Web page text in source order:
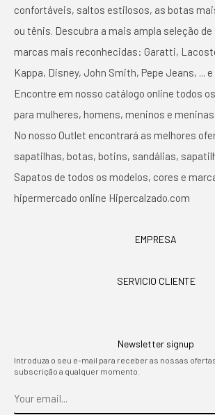
confortáveis, saltos estilosos, as botas
ou tênis. Descubra a mais ampla seleção
marcas mais reconhecidas: Garatti,
Kappa, Disney, John Smith, Pepe Jeans, ...
Encontre em nosso catálogo online todos
para mulheres, homens, meninos e meninas.
No nosso Outlet encontrará as melhores
sapatilhas, botas, botins, sandálias,
Sapatos de todos os modelos, cores e
hipermercado online Hipercalzado.com
EMPRESA
SERVICIO CLIENTE
Newsletter signup
Introduza o seu e-mail para receber as nossas
subscrição a qualquer momento.